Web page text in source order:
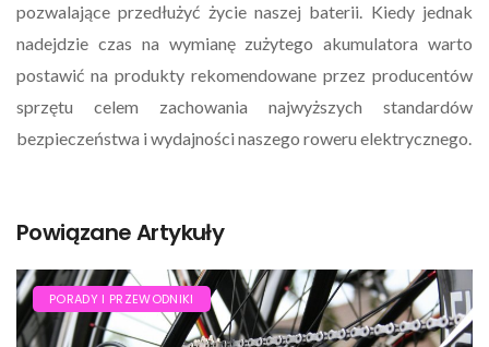
pozwalające przedłużyć życie naszej baterii. Kiedy jednak
nadejdzie czas na wymianę zużytego akumulatora warto
postawić na produkty rekomendowane przez producentów
sprzętu celem zachowania najwyższych standardów
bezpieczeństwa i wydajności naszego roweru elektrycznego.
Powiązane Artykuły
PORADY I PRZEWODNIKI